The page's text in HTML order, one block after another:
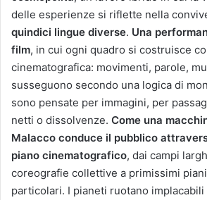
delle esperienze si riflette nella
quindici lingue diverse. Una
film, in cui ogni quadro si costruisce
cinematografica: movimenti, parole,
susseguono secondo una logica di
sono pensate per immagini, per
netti o dissolvenze. Come una
Malacco conduce il pubblico
piano cinematografico, dai campi
coreografie collettive a primissimi
particolari. I pianeti ruotano